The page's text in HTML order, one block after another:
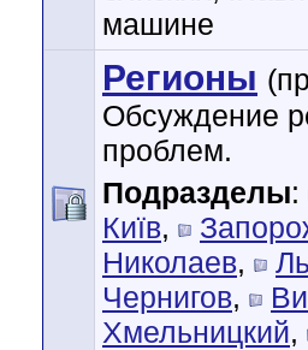
машине
Регионы
Обсуждение
проблем.
Подразделы:
Київ,
Николаев,
Чернигов,
Хмельницкий,